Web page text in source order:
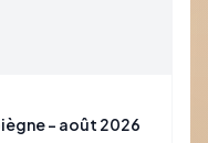
– août 2026